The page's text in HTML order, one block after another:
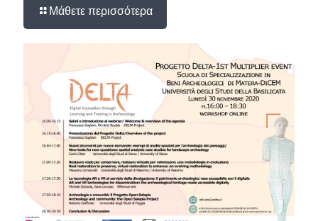
Μάθετε περισσότερα